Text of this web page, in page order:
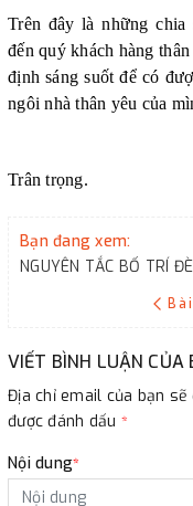
Trên đây là những
đến quý khách hàng
định sáng suốt để có
ngôi nhà thân yêu của
Trân trọng.
Bạn đang xem:
NGUYÊN TẮC BỐ TRÍ
VIẾT BÌNH LUẬN CỦA
Địa chỉ email của bạn
được đánh dấu *
Nội dung*